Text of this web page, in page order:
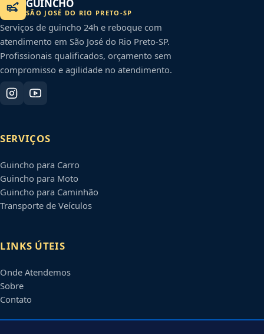
GUINCHO
SÃO JOSÉ DO RIO PRETO -SP
Serviços de guincho 24h e reboque com
atendimento em São José do Rio Preto-SP.
Profissionais qualificados, orçamento sem
compromisso e agilidade no atendimento.
SERVIÇOS
Guincho para Carro
Guincho para Moto
Guincho para Caminhão
Transporte de Veículos
LINKS ÚTEIS
Onde Atendemos
Sobre
Contato